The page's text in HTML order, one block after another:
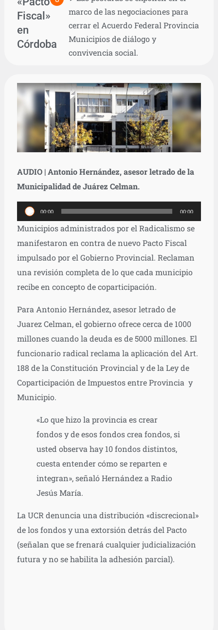
Fiscal»
en
Córdoba
marco de las negociaciones para
cerrar el Acuerdo Federal Provincia
Municipios de diálogo y
convivencia social.
AUDIO | Antonio Hernández, asesor letrado de la
Municipalidad de Juárez Celman.
Reproductor
de
audio
00:00 00:00
Municipios administrados por el Radicalismo se
manifestaron en contra de nuevo Pacto Fiscal
impulsado por el Gobierno Provincial. Reclaman
una revisión completa de lo que cada municipio
recibe en concepto de coparticipación.
Para Antonio Hernández, asesor letrado de
Juarez Celman, el gobierno ofrece cerca de 1000
millones cuando la deuda es de 5000 millones. El
funcionario radical reclama la aplicación del Art.
188 de la Constitución Provincial y de la Ley de
Coparticipación de Impuestos entre Provincia y
Municipio.
«Lo que hizo la provincia es crear
fondos y de esos fondos crea fondos, si
usted observa hay 10 fondos distintos,
cuesta entender cómo se reparten e
integran», señaló Hernández a Radio
Jesús María.
La UCR denuncia una distribución «discrecional»
de los fondos y una extorsión detrás del Pacto
(señalan que se frenará cualquier judicialización
futura y no se habilita la adhesión parcial).